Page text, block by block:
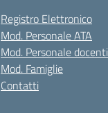
Registro Elettronico
Mod. Personale ATA
Mod. Personale docenti
Mod. Famiglie
Contatti